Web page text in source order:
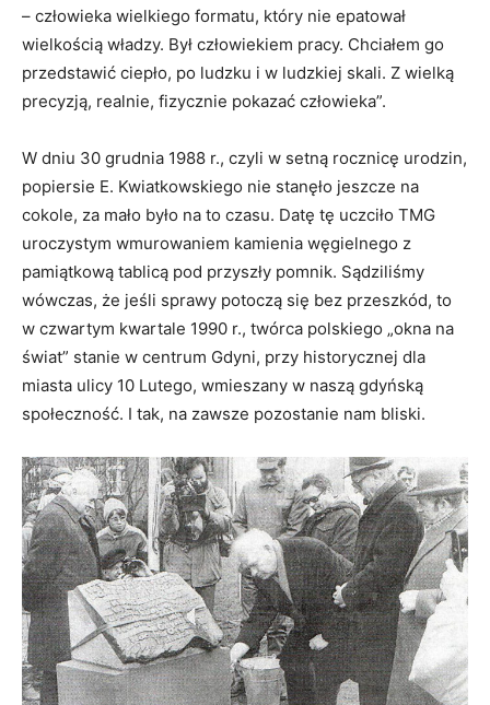
– człowieka wielkiego formatu, który nie epatował
wielkością władzy. Był człowiekiem pracy. Chciałem go
przedstawić ciepło, po ludzku i w ludzkiej skali. Z wielką
precyzją, realnie, fizycznie pokazać człowieka”.
W dniu 30 grudnia 1988 r., czyli w setną rocznicę urodzin,
popiersie E. Kwiatkowskiego nie stanęło jeszcze na
cokole, za mało było na to czasu. Datę tę uczciło TMG
uroczystym wmurowaniem kamienia węgielnego z
pamiątkową tablicą pod przyszły pomnik. Sądziliśmy
wówczas, że jeśli sprawy potoczą się bez przeszkód, to
w czwartym kwartale 1990 r., twórca polskiego „okna na
świat” stanie w centrum Gdyni, przy historycznej dla
miasta ulicy 10 Lutego, wmieszany w naszą gdyńską
społeczność. I tak, na zawsze pozostanie nam bliski.